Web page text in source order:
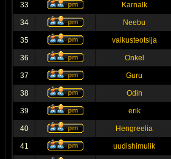
33 Karnalk
34 Neebu
35 vaikusteotsija
36 Onkel
37 Guru
38 Odin
39 erik
40 Hengreelia
41 uudishimulik